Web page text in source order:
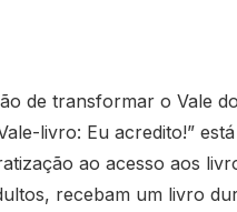
de transformar o Vale
livro: Eu acredito!”
ao acesso aos
recebam um livro